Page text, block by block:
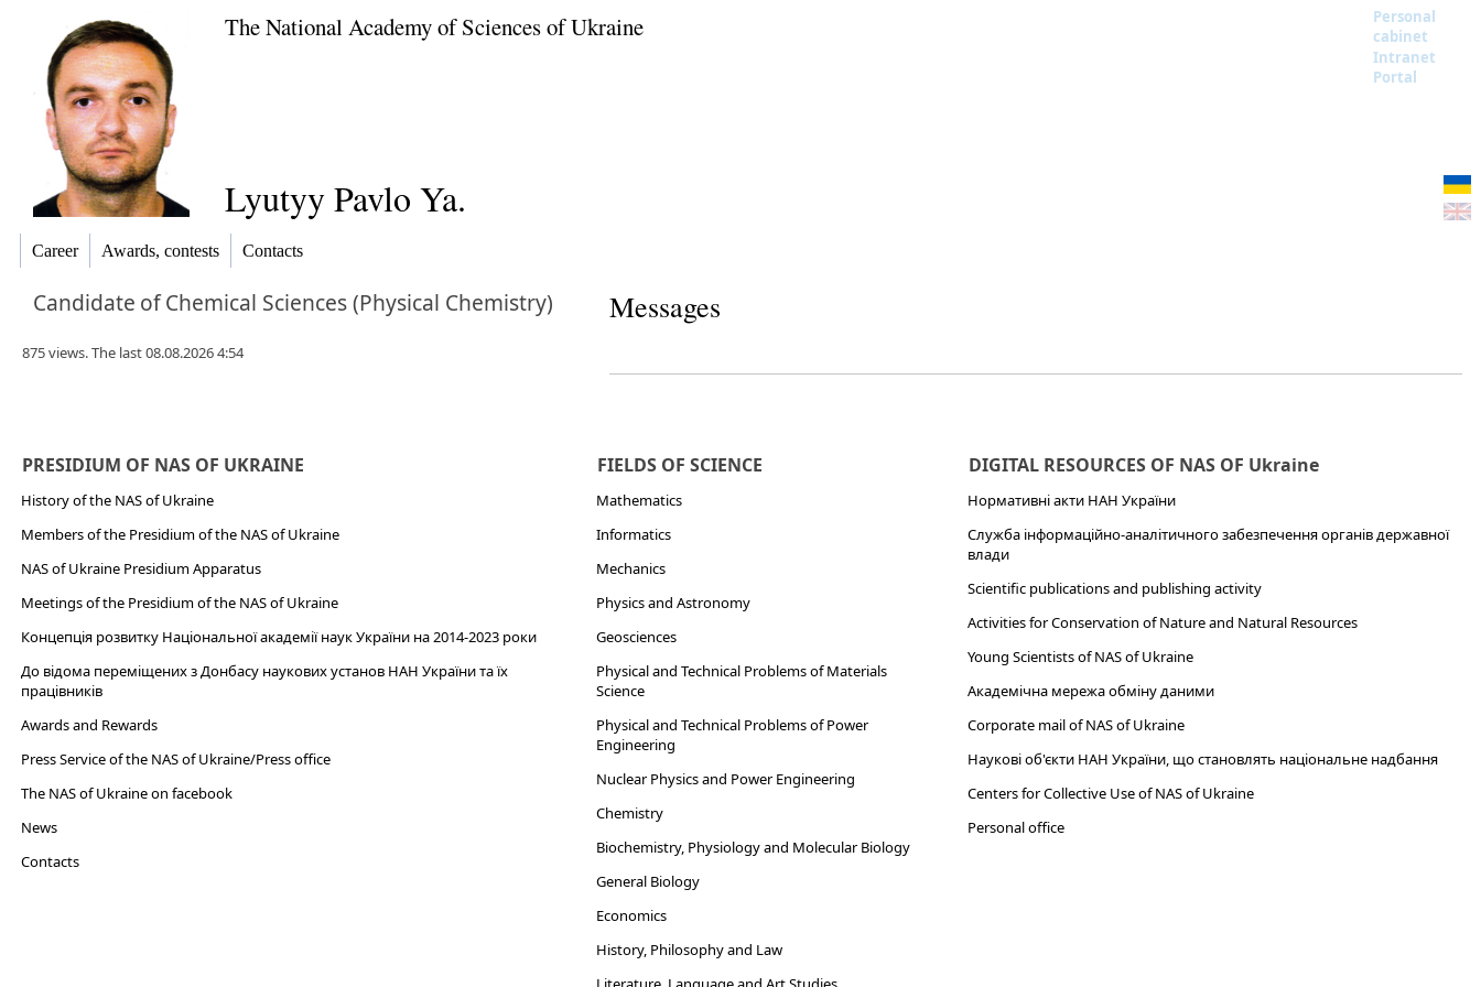
The National Academy of Sciences of Ukraine
Personal
cabinet
Intranet
Portal
Lyutyy Pavlo Ya.
Career Awards, contests Contacts
Candidate ofChemical Sciences (Physical Chemistry)
875 views. The last 08.08.2026 4:54
Messages
PRESIDIUM OF NAS OF UKRAINE
History of the NAS of Ukraine
Members of the Presidium of the NAS of Ukraine
NAS of Ukraine Presidium Apparatus​
Meetings of the Presidium of the NAS of Ukraine
Концепція розвитку Національної академії наук України на 2014-2023 роки
До відома переміщених з Донбасу наукових установ НАН України та їх
працівників
Awards and Rewards
Press Service of the NAS of Ukraine/Press office
The NAS of Ukraine on facebook
News
Сontacts
FIELDS OF SCIENCE
Mathematics
Informatics
Mechanics
Physics and Astronomy
Geosciences
Physical and Technical Problems of Materials
Science
Physical and Technical Problems of Power
Engineering
Nuclear Physics and Power Engineering
Chemistry
Biochemistry, Physiology and Molecular Biology
General Biology
Economics
History, Philosophy and Law
DIGITAL RESOURCES OF NAS OF Ukraine
Нормативні акти НАН України
Служба інформаційно-аналітичного забезпечення органів державної
влади
Scientific publications and publishing activity
Activities for Conservation of Nature and Natural Resources
Young Scientists of NAS of Ukraine
Академічна мережа обміну даними
Corporate mail of NAS of Ukraine
Наукові об'єкти НАН України, що становлять національне надбання
Centers for Collective Use of NAS of Ukraine
Personal office